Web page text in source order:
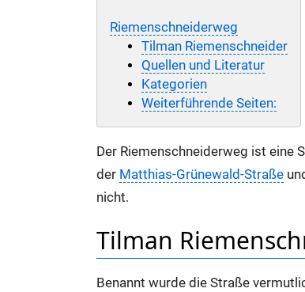
Riemenschneiderweg
Tilman Riemenschneider
Quellen und Literatur
Kategorien
Weiterführende Seiten:
Der Riemenschneiderweg ist eine
der Matthias-Grünewald-Straße
nicht.
Tilman
Benannt wurde die Straße